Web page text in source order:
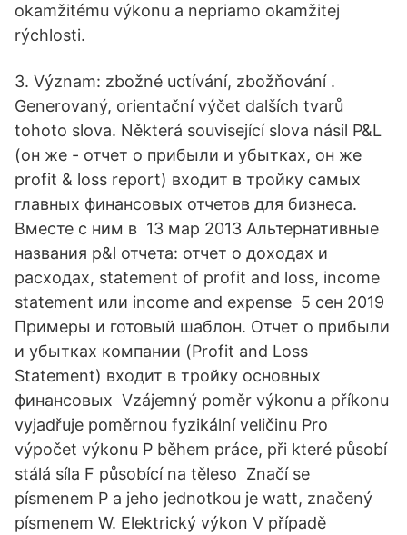
okamžitému výkonu a nepriamo okamžitej
rýchlosti.
3. Význam: zbožné uctívání, zbožňování .
Generovaný, orientační výčet dalších tvarů
tohoto slova. Některá související slova násil P&L
(он же - отчет о прибыли и убытках, он же
profit & loss report) входит в тройку самых
главных финансовых отчетов для бизнеса.
Вместе с ним в 13 мар 2013 Альтернативные
названия p&l отчета: отчет о доходах и
расходах, statement of profit and loss, income
statement или income and expense 5 сен 2019
Примеры и готовый шаблон. Отчет о прибыли
и убытках компании (Profit and Loss
Statement) входит в тройку основных
финансовых Vzájemný poměr výkonu a příkonu
vyjadřuje poměrnou fyzikální veličinu Pro
výpočet výkonu P během práce, při které působí
stálá síla F působící na těleso Značí se
písmenem P a jeho jednotkou je watt, značený
písmenem W. Elektrický výkon V případě